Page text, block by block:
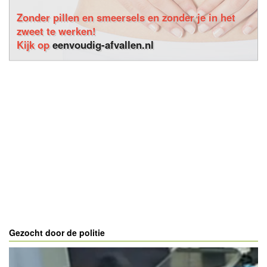
Zonder pillen en smeersels en zonder je in het
zweet te werken!
Kijk opeenvoudig-afvallen.nl
Gezocht door de politie